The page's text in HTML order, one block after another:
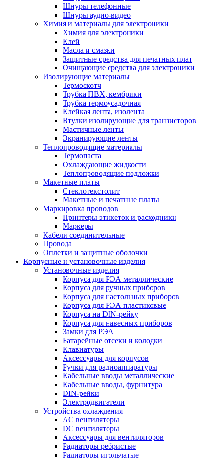
Шнуры телефонные
Шнуры аудио-видео
Химия и материалы для электроники
Химия для электроники
Клей
Масла и смазки
Защитные средства для печатных плат
Очищающие средства для электроники
Изолирующие материалы
Термоскотч
Трубка ПВХ, кембрики
Трубка термоусадочная
Клейкая лента, изолента
Втулки изолирующие для транзисторов
Мастичные ленты
Экранирующие ленты
Теплопроводящие материалы
Термопаста
Охлаждающие жидкости
Теплопроводящие подложки
Макетные платы
Стеклотекстолит
Макетные и печатные платы
Маркировка проводов
Принтеры этикеток и расходники
Маркеры
Кабели соединительные
Провода
Оплетки и защитные оболочки
Корпусные и установочные изделия
Установочные изделия
Корпуса для РЭА металлические
Корпуса для ручных приборов
Корпуса для настольных приборов
Корпуса для РЭА пластиковые
Корпуса на DIN-рейку
Корпуса для навесных приборов
Замки для РЭА
Батарейные отсеки и колодки
Клавиатуры
Аксессуары для корпусов
Ручки для радиоаппаратуры
Кабельные вводы металлические
Кабельные вводы, фурнитура
DIN-рейки
Электродвигатели
Устройства охлаждения
AC вентиляторы
DC вентиляторы
Аксессуары для вентиляторов
Радиаторы ребристые
Радиаторы игольчатые